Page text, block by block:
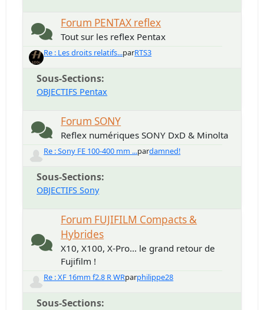
Forum PENTAX reflex
Tout sur les reflex Pentax
Re : Les droits relatifs...parRTS3
Sous-Sections
OBJECTIFS Pentax
Forum SONY
Reflex numériques SONY DxD & Minolta
Re : Sony FE 100-400 mm ...pardamned!
Sous-Sections
OBJECTIFS Sony
Forum FUJIFILM Compacts &
Hybrides
X10, X100, X-Pro... le grand retour de
Fujifilm !
Re : XF 16mm f2.8 R WRparphilippe28
Sous-Sections